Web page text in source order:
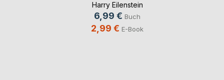
Harry Eilenstein
6,99 € Buch
2,99 € E-Book